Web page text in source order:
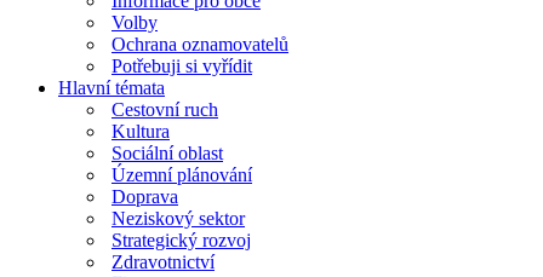
Volby
Ochrana oznamovatelů
Potřebuji si vyřídit
Hlavní témata
Cestovní ruch
Kultura
Sociální oblast
Územní plánování
Doprava
Neziskový sektor
Strategický rozvoj
Zdravotnictví